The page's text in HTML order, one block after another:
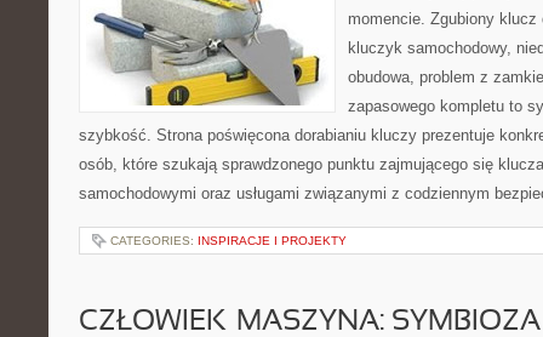
momencie. Zgubiony
kluczyk samochodowy,
obudowa, problem z
zapasowego kompletu to
szybkość. Strona poświęcona dorabianiu kluczy prezentuje
osób, które szukają sprawdzonego punktu zajmującego się
samochodowymi oraz usługami związanymi z codziennym
CATEGORIES: INSPIRACJE I PROJEKTY
CZŁOWIEK–MASZYNA: SYMBIOZA